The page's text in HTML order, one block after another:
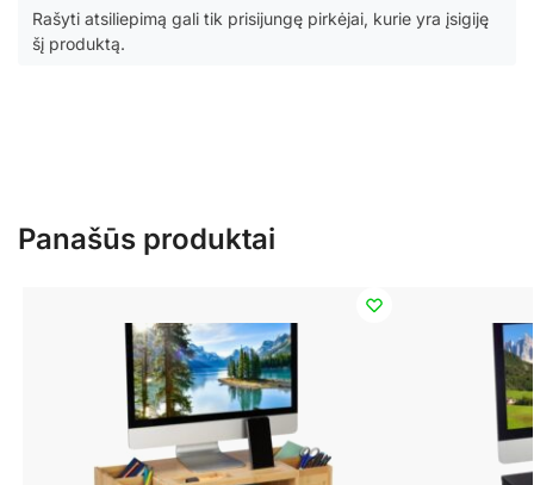
Rašyti atsiliepimą gali tik prisijungę pirkėjai, kurie yra įsigiję
šį produktą.
Panašūs produktai